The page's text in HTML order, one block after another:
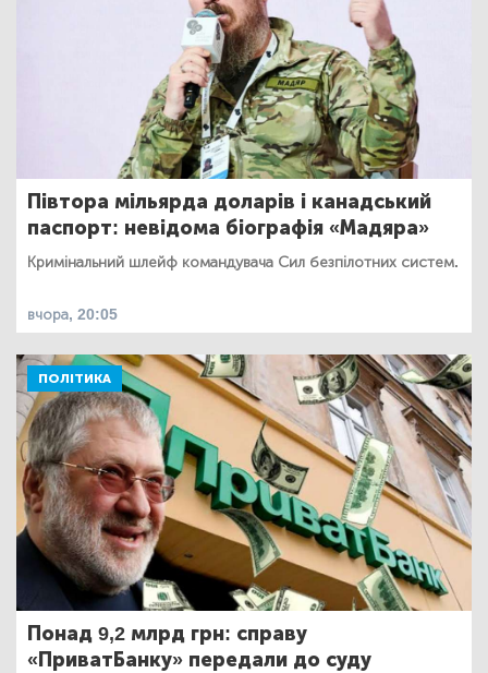
Півтора мільярда доларів і канадський
паспорт: невідома біографія «Мадяра»
Кримінальний шлейф командувача Сил безпілотних систем.
вчора, 20:05
ПОЛІТИКА
Понад 9,2 млрд грн: справу
«ПриватБанку» передали до суду